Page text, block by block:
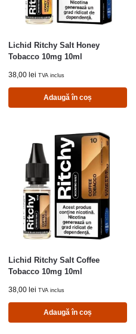
Lichid Ritchy Salt Honey
Tobacco 10mg 10ml
38,00 lei TVA inclus
Adaugă în coș
Lichid Ritchy Salt Coffee
Tobacco 10mg 10ml
38,00 lei TVA inclus
Adaugă în coș